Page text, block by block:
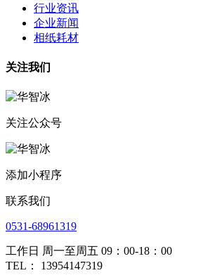
行业资讯
企业新闻
相纸耗材
关注我们
关注公众号
添加小程序
联系我们
0531-68961319
工作日 周一至周五 09：00-18：00
TEL： 13954147319